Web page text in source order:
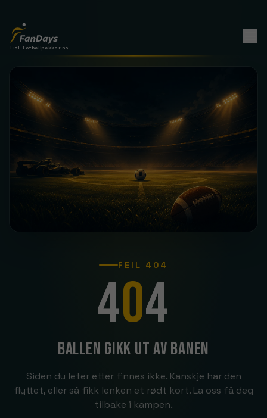
Tidl. Fotballpakker.no
FEIL 404
404
Ballen gikk ut av banen
Siden du leter etter finnes ikke. Kanskje har den
flyttet, eller så fikk lenken et rødt kort. La oss få deg
tilbake i kampen.